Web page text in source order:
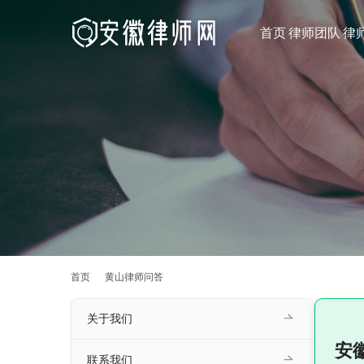
首页律师团队律
首页 黄山律师问答
安
关于我们
联系我们